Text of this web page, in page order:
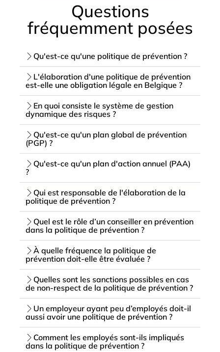
Questions
fréquemment posées
Qu'est-ce qu'une politique de prévention ?
L'élaboration d'une politique de prévention
est-elle une obligation légale en Belgique ?
En quoi consiste le système de gestion
dynamique des risques ?
Qu'est-ce qu'un plan global de prévention
(PGP) ?
Qu'est-ce qu'un plan d'action annuel (PAA)
?
Qui est responsable de l'élaboration de la
politique de prévention ?
Quel est le rôle d’un conseiller en prévention
dans la politique de prévention ?
À quelle fréquence la politique de
prévention doit-elle être évaluée ?
Quelles sont les sanctions possibles en cas
de non-respect de la politique de prévention ?
Un employeur ayant peu d’employés doit-il
aussi avoir une politique de prévention ?
Comment les employés sont-ils impliqués
dans la politique de prévention ?